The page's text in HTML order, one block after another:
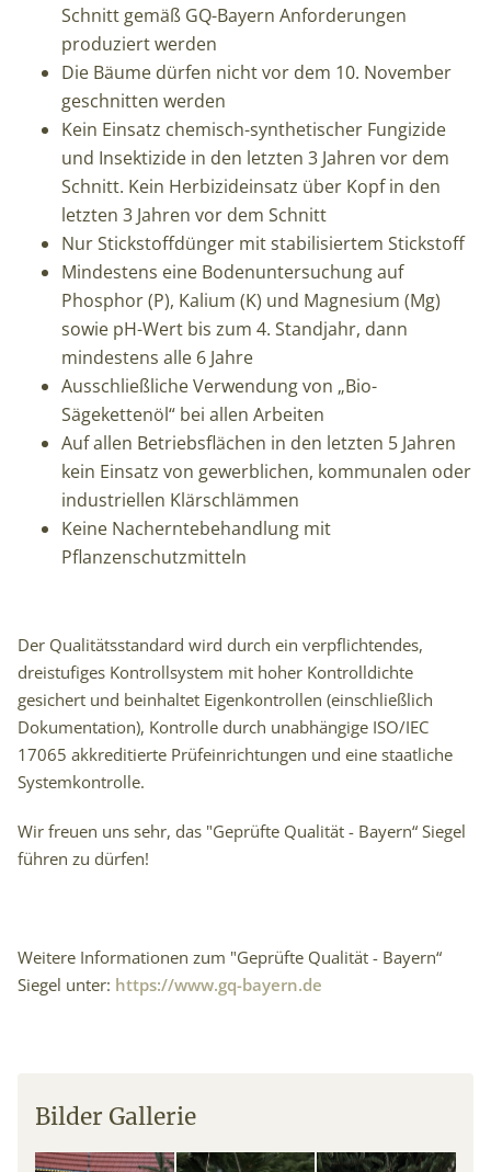
Schnitt gemäß GQ-Bayern Anforderungen
produziert werden
Die Bäume dürfen nicht vor dem 10. November
geschnitten werden
Kein Einsatz chemisch-synthetischer Fungizide
und Insektizide in den letzten 3 Jahren vor dem
Schnitt. Kein Herbizideinsatz über Kopf in den
letzten 3 Jahren vor dem Schnitt
Nur Stickstoffdünger mit stabilisiertem Stickstoff
Mindestens eine Bodenuntersuchung auf
Phosphor (P), Kalium (K) und Magnesium (Mg)
sowie pH-Wert bis zum 4. Standjahr, dann
mindestens alle 6 Jahre
Ausschließliche Verwendung von „Bio-
Sägekettenöl“ bei allen Arbeiten
Auf allen Betriebsflächen in den letzten 5 Jahren
kein Einsatz von gewerblichen, kommunalen oder
industriellen Klärschlämmen
Keine Nacherntebehandlung mit
Pflanzenschutzmitteln
Der Qualitätsstandard wird durch ein verpflichtendes,
dreistufiges Kontrollsystem mit hoher Kontrolldichte
gesichert und beinhaltet Eigenkontrollen (einschließlich
Dokumentation), Kontrolle durch unabhängige ISO/IEC
17065 akkreditierte Prüfeinrichtungen und eine staatliche
Systemkontrolle.
Wir freuen uns sehr, das "Geprüfte Qualität - Bayern“ Siegel
führen zu dürfen!
Weitere Informationen zum "Geprüfte Qualität - Bayern“
Siegel unter: https://www.gq-bayern.de
Bilder Gallerie